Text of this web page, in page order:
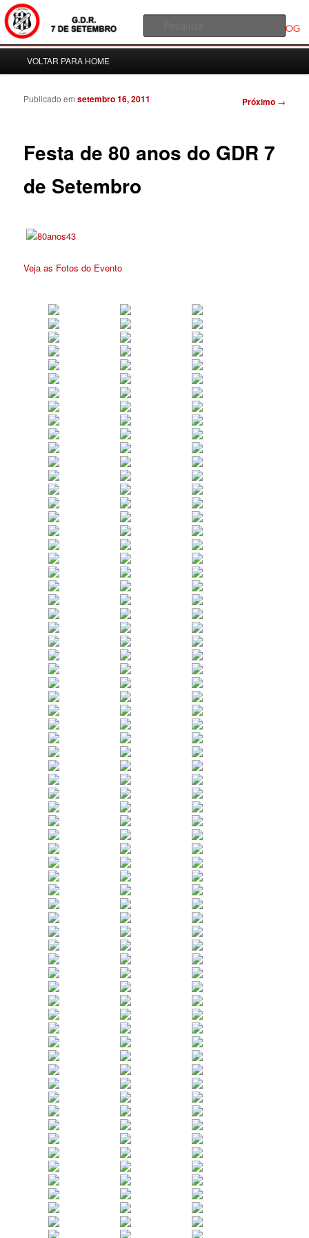
Blog
Blog 7 de Setembro
Pular para o conteúdo principal
Pular para o conteúdo secundário
VOLTAR PARA HOME
Navegação de Posts Próximo →
Festa de 80 anos do GDR 7
de Setembro
Publicado emsetembro 16, 2011
Veja as Fotos do Evento